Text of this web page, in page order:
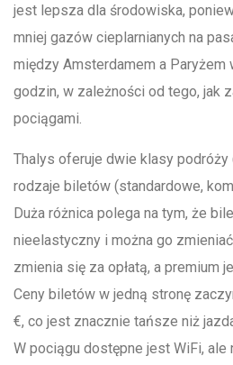
jest lepsza dla środowiska,
mniej gazów cieplarnianych na
między Amsterdamem a Paryżem
godzin, w zależności od tego, jak
pociągami.
Thalys oferuje dwie klasy podróży
rodzaje biletów (standardowe,
Duża różnica polega na tym, że
nieelastyczny i można go
zmienia się za opłatą, a premium
Ceny biletów w jedną stronę
€, co jest znacznie tańsze niż
W pociągu dostępne jest WiFi, ale